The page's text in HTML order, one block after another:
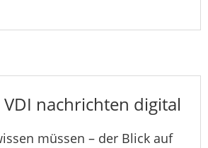
nachrichten digital
müssen – der Blick auf